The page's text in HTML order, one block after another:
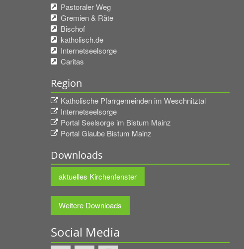
Pastoraler Weg
Gremien & Räte
Bischof
katholisch.de
Internetseelsorge
Caritas
Region
Katholische Pfarrgemeinden im Weschnitztal
Internetseelsorge
Portal Seelsorge im Bistum Mainz
Portal Glaube Bistum Mainz
Downloads
aktuelles Kirchenfenster
Weitere Downloads
Social Media